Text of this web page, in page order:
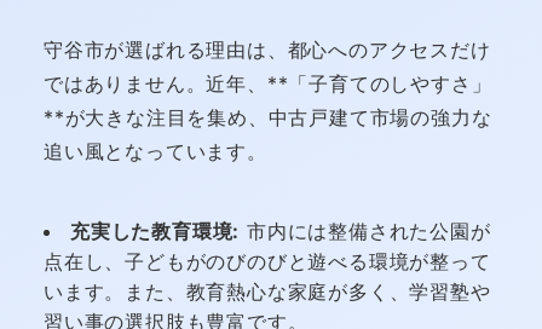
守谷市が選ばれる理由は、都心へのアクセスだけ
ではありません。近年、**「子育てのしやすさ」
**が大きな注目を集め、中古戸建て市場の強力な
追い風となっています。
充実した教育環境: 市内には整備された公園が
点在し、子どもがのびのびと遊べる環境が整って
います。また、教育熱心な家庭が多く、学習塾や
習い事の選択肢も豊富です。